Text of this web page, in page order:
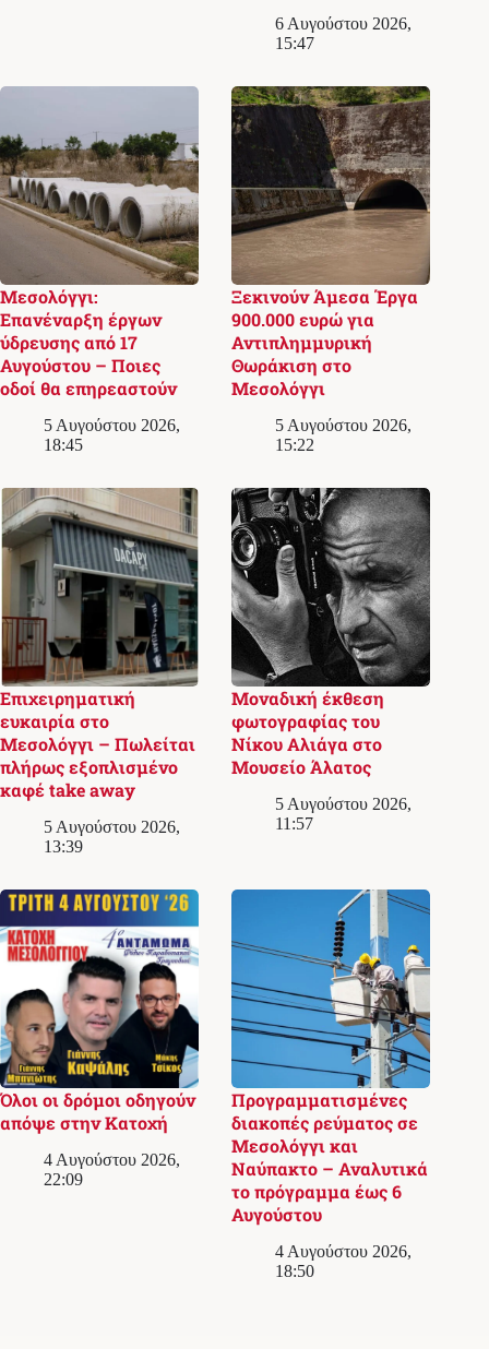
6 Αυγούστου 2026,
15:47
Μεσολόγγι:
Επανέναρξη έργων
ύδρευσης από 17
Αυγούστου – Ποιες
οδοί θα επηρεαστούν
5 Αυγούστου 2026,
18:45
Ξεκινούν Άμεσα Έργα
900.000 ευρώ για
Αντιπλημμυρική
Θωράκιση στο
Μεσολόγγι
5 Αυγούστου 2026,
15:22
Επιχειρηματική
ευκαιρία στο
Μεσολόγγι – Πωλείται
πλήρως εξοπλισμένο
καφέ take away
5 Αυγούστου 2026,
13:39
Μοναδική έκθεση
φωτογραφίας του
Νίκου Αλιάγα στο
Μουσείο Άλατος
5 Αυγούστου 2026,
11:57
Όλοι οι δρόμοι οδηγούν
απόψε στην Κατοχή
4 Αυγούστου 2026,
22:09
Προγραμματισμένες
διακοπές ρεύματος σε
Μεσολόγγι και
Ναύπακτο – Αναλυτικά
το πρόγραμμα έως 6
Αυγούστου
4 Αυγούστου 2026,
18:50